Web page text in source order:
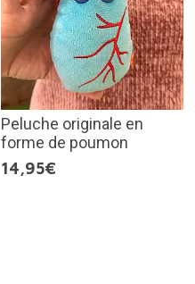
Peluche originale en
forme de poumon
14,95€